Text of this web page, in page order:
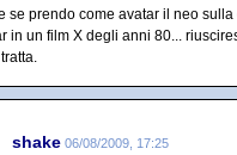
se prendo come avatar il neo
in un film X degli anni 80...
shake 06/08/2009, 17:25